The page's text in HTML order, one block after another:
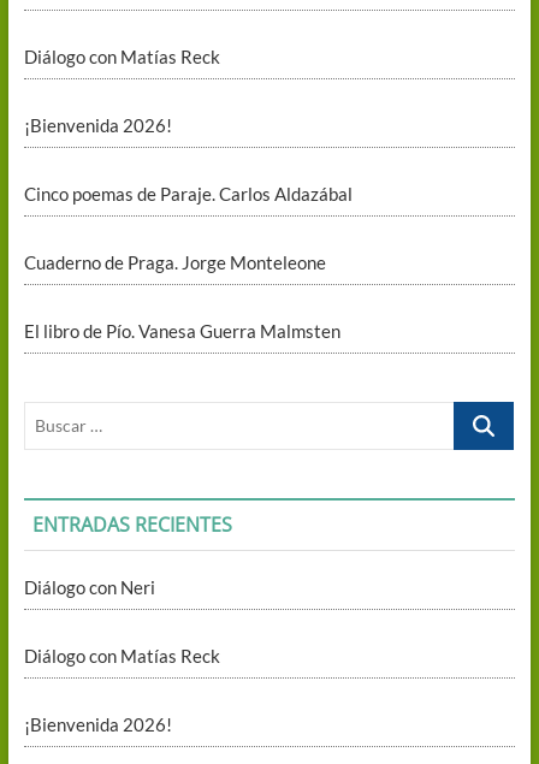
Diálogo con Matías Reck
¡Bienvenida 2026!
Cinco poemas de Paraje. Carlos Aldazábal
Cuaderno de Praga. Jorge Monteleone
El libro de Pío. Vanesa Guerra Malmsten
Buscar
ENTRADAS RECIENTES
Diálogo con Neri
Diálogo con Matías Reck
¡Bienvenida 2026!